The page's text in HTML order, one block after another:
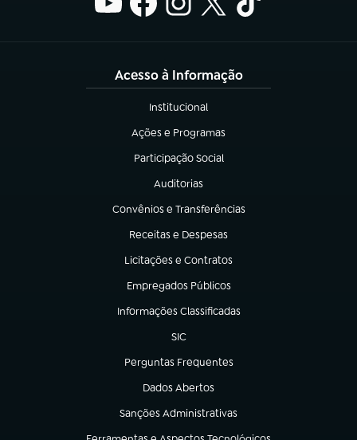
Acesso à Informação
Institucional
(abre em nova aba)
Ações e Programas
(abre em nova aba)
Participação Social
(abre em nova aba)
Auditorias
(abre em nova aba)
Convênios e Transferências
(abre em nova aba)
Receitas e Despesas
(abre em nova aba)
Licitações e Contratos
(abre em nova aba)
Empregados Públicos
(abre em nova aba)
Informações Classificadas
(abre em nova aba)
SIC
(abre em nova aba)
Perguntas Frequentes
(abre em nova aba)
Dados Abertos
(abre em nova aba)
Sanções Administrativas
(abre em nova aba)